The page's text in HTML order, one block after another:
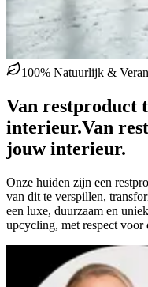
100% Natuurlijk &
Van restproduct
interieur.Van
jouw interieur.
Onze huiden zijn een
van dit te verspillen,
een luxe, duurzaam en
upcycling, met respect voor